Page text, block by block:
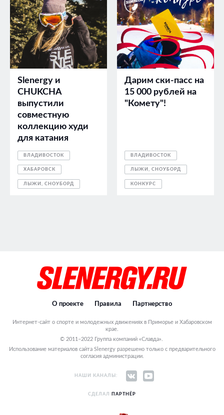
Slenergy и
CHUKCHA
выпустили
совместную
коллекцию худи
для катания
ВЛАДИВОСТОК
ХАБАРОВСК
ЛЫЖИ, СНОУБОРД
Дарим ски-пасс на
15 000 рублей на
"Комету"!
ВЛАДИВОСТОК
ЛЫЖИ, СНОУБОРД
КОНКУРС
О проекте Правила Партнерство
Интернет-сайт о спорте и молодежных движениях в Приморье и Хабаровском
крае.
© 2011–2022 Группа компаний «Славда».
Использование материалов сайта Slenergy разрешено только с предварительного
согласия администрации.
НАШИ КАНАЛЫ:
СДЕЛАЛ ПАРТНЁР